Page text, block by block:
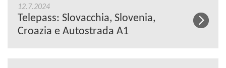
12.7.2024
Telepass: Slovacchia, Slovenia,
Croazia e Autostrada A1